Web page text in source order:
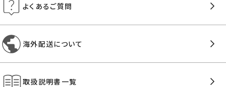
よくあるご質問
海外配送について
取扱説明書一覧